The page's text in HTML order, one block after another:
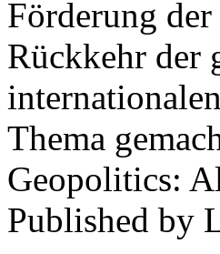
Förderung
Rückkehr der
Thema
Geopolitics:
Published by